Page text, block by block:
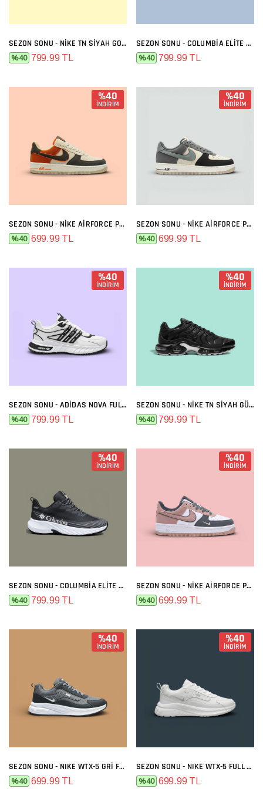
SEZON SONU - NIKE TN SIYAH GOLD
%40 799.99 TL
SEZON SONU - COLUMBIA ELITE SIYAH FÜME
%40 799.99 TL
%40
İNDİRİM
SEZON SONU - NIKE AIRFORCE PREMIUM BEJ FÜME TURUNCU
%40 699.99 TL
%40
İNDİRİM
SEZON SONU - NIKE AIRFORCE PREMIUM BEJ FÜME
%40 699.99 TL
%40
İNDİRİM
SEZON SONU - ADIDAS NOVA FULL BEYAZ
%40 799.99 TL
%40
İNDİRİM
SEZON SONU - NIKE TN SIYAH GÜMÜŞ
%40 799.99 TL
%40
İNDİRİM
SEZON SONU - COLUMBIA ELITE SIYAH BEYAZ
%40 799.99 TL
%40
İNDİRİM
SEZON SONU - NIKE AIRFORCE PREMIUM GRI MELO
%40 699.99 TL
%40
İNDİRİM
SEZON SONU - NIKE WTX-5 GRI FÜME
%40 699.99 TL
%40
İNDİRİM
SEZON SONU - NIKE WTX-5 FULL BEYAZ
%40 699.99 TL